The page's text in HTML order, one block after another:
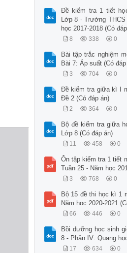
Đề kiểm tra 1 tiết
Lớp 8 - Trường THCS
học 2017-2018 (Có
8 338 0
Bài tập trắc nghiệm
Bài 7: Áp suất (Có đáp
3 704 0
Đề kiểm tra giữa kì I
Đề 2 (Có đáp án)
2 364 0
Bộ đề kiểm tra giữa
Lớp 8 (Có đáp án)
11 458 0
Ôn tập kiểm tra 1 tiết
Tuần 25 - Năm học
3 768 0
Bộ 15 đề thi học kì 1
Năm học 2020-2021
66 446 0
Bồi dưỡng học sinh
8 - Phần IV: Quang
17 634 0